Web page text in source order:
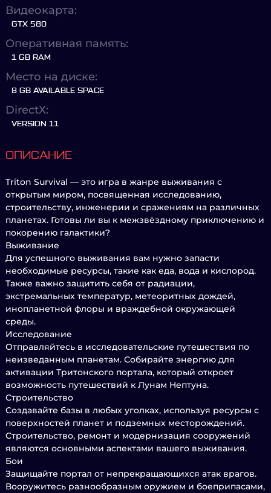
Видеокарта:
GTX 580
Оперативная память:
1 GB RAM
Место на диске:
8 GB AVAILABLE SPACE
DirectX:
VERSION 11
ОПИСАНИЕ
Triton Survival — это игра в жанре выживания с
открытым миром, посвященная исследованию,
строительству, инженерии и сражениям на различных
планетах. Готовы ли вы к межзвёздному приключению и
покорению галактики?
Выживание
Для успешного выживания вам нужно запасти
необходимые ресурсы, такие как еда, вода и кислород.
Также важно защитить себя от радиации,
экстремальных температур, метеоритных дождей,
инопланетной флоры и враждебной окружающей
среды.
Исследование
Отправляйтесь в исследовательские путешествия по
неизведанным планетам. Собирайте энергию для
активации Тритонского портала, который откроет
возможность путешествий к Лунам Нептуна.
Строительство
Создавайте базы в любых уголках, используя ресурсы с
поверхностей планет и подземных месторождений.
Строительство, ремонт и модернизация сооружений
являются основными аспектами вашего выживания.
Бои
Защищайте портал от непрекращающихся атак врагов.
Вооружитесь разнообразным оружием и боеприпасами,